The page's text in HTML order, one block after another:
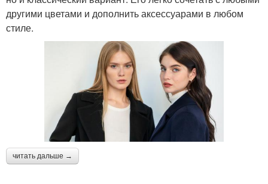
другими цветами и дополнить аксессуарами в любом
стиле.
читать дальше →